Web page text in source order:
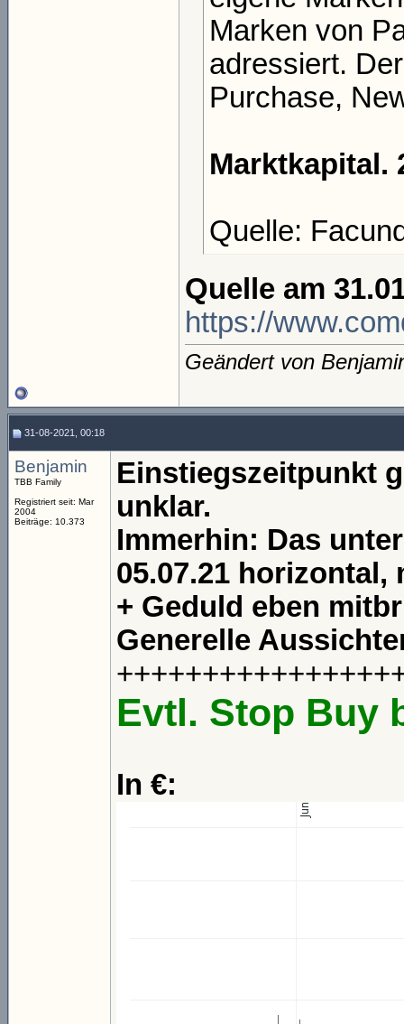
Marken von
adressiert.
Purchase,
Marktkapital.
Quelle:
Quelle am
https://
Geändert von
31-08-2021, 00:18
Benjamin
TBB Family
Registriert seit: Mar
2004
Beiträge: 10.373
Einstiegszeitpunkt
unklar.
Immerhin: Das
05.07.21
+ Geduld eben
Generelle
Evtl. Stop Buy
In €: